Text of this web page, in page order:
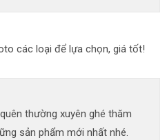
các loại để lựa chọn, giá tốt!
thường xuyên ghé thăm
sản phẩm mới nhất nhé.